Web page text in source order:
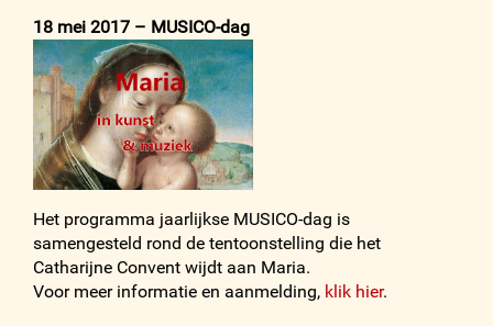
18 mei 2017 – MUSICO-dag
Het programma jaarlijkse MUSICO-dag is
samengesteld rond de tentoonstelling die het
Catharijne Convent wijdt aan Maria.
Voor meer informatie en aanmelding, klik hier.